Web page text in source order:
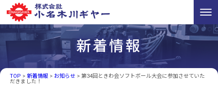
新着情報
TOP >新着情報 > お知らせ >第34回ときわ会ソフトボール大会に参加させていた
だきました！